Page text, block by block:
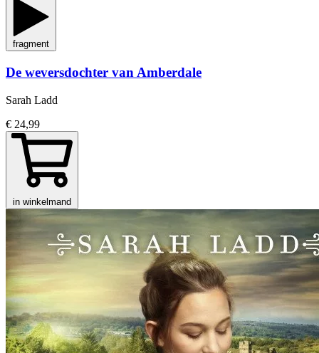
fragment
De weversdochter van Amberdale
Sarah Ladd
€ 24,99
in winkelmand